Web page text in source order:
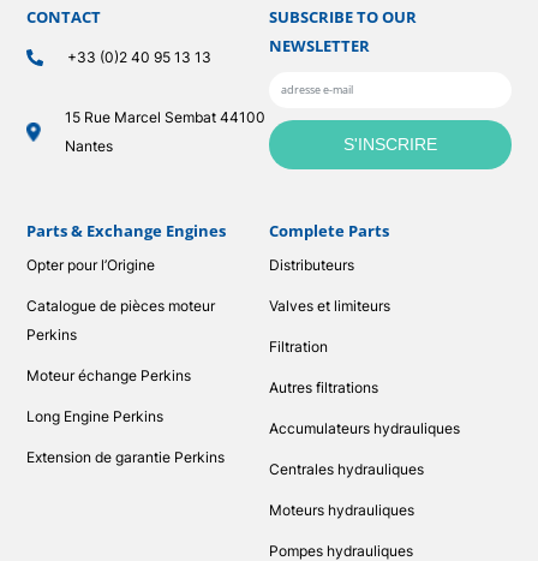
Parts & Exchange Engines
Opter pour l’Origine
Catalogue de pièces moteur
Perkins
Moteur échange Perkins
Long Engine Perkins
Extension de garantie Perkins
CONTACT
+33 (0)2 40 95 13 13
15 Rue Marcel Sembat 44100
Nantes
Complete Parts
Distributeurs
Valves et limiteurs
Filtration
Autres filtrations
Accumulateurs hydrauliques
Centrales hydrauliques
Moteurs hydrauliques
Pompes hydrauliques
SUBSCRIBE TO OUR
NEWSLETTER